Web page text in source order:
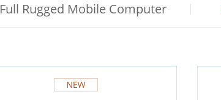
Full Rugged Mobile Computer